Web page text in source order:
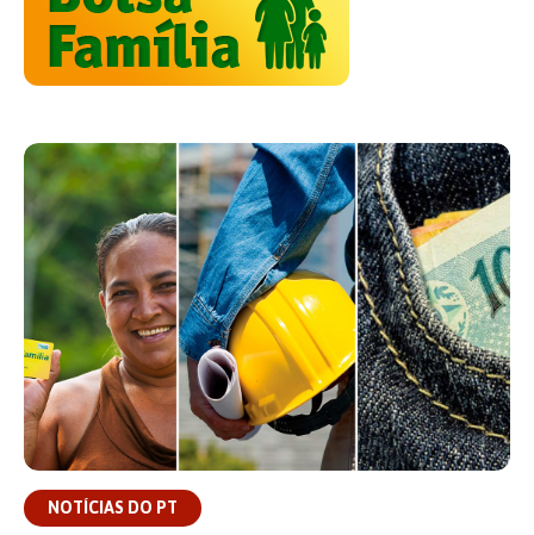
NOTÍCIAS DO PT